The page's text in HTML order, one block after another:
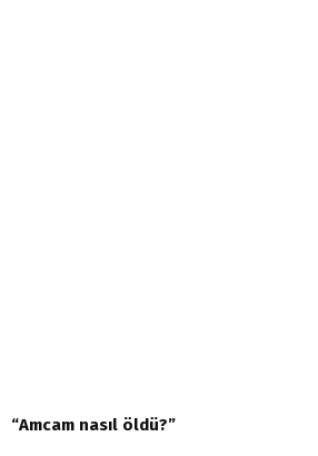
“Amcam nasıl öldü?”